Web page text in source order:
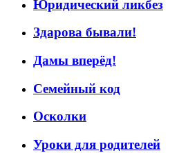
Юридический ликбез
Здарова бывали!
Дамы вперёд!
Семейный код
Осколки
Уроки для родителей